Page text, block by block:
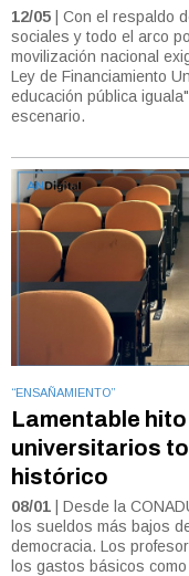
12/05 | Con el respaldo
sociales y todo el arco
movilización nacional
Ley de Financiamiento
educación pública
escenario.
“ENSAÑAMIENTO”
Lamentable
universitarios
histórico
08/01 | Desde la
los sueldos más bajos
democracia. Los
los gastos básicos